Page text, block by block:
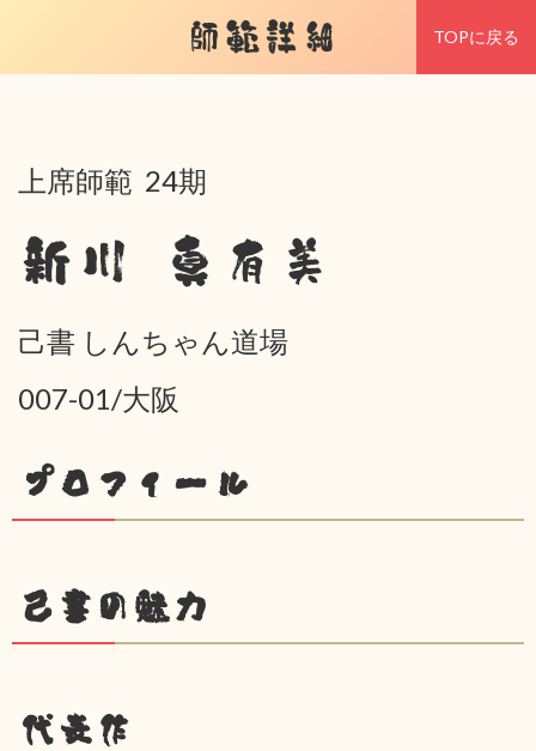
師範詳細 TOPに戻る
上席師範 24期
新川 真有美
己書 しんちゃん道場
007-01/大阪
プロフィール
己書の魅力
代表作